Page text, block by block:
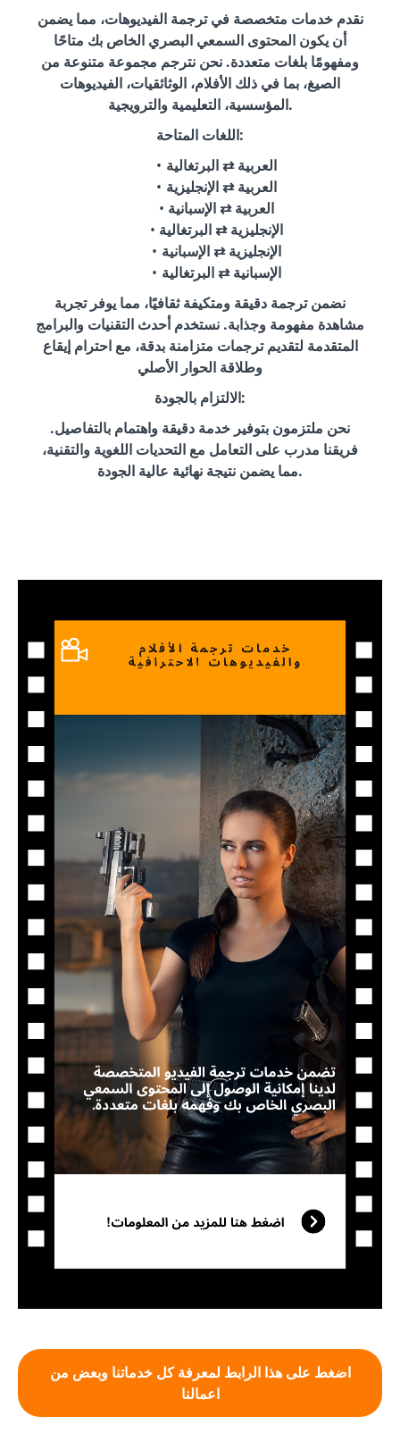
نقدم خدمات متخصصة في ترجمة الفيديوهات، مما يضمن
أن يكون المحتوى السمعي البصري الخاص بك متاحًا
ومفهومًا بلغات متعددة. نحن نترجم مجموعة متنوعة من
الصيغ، بما في ذلك الأفلام، الوثائقيات، الفيديوهات
المؤسسية، التعليمية والترويجية.
اللغات المتاحة:
العربية ⇄ البرتغالية
العربية ⇄ الإنجليزية
العربية ⇄ الإسبانية
الإنجليزية ⇄ البرتغالية
الإنجليزية ⇄ الإسبانية
الإسبانية ⇄ البرتغالية
نضمن ترجمة دقيقة ومتكيفة ثقافيًا، مما يوفر تجربة
مشاهدة مفهومة وجذابة. نستخدم أحدث التقنيات والبرامج
المتقدمة لتقديم ترجمات متزامنة بدقة، مع احترام إيقاع
وطلاقة الحوار الأصلي
الالتزام بالجودة:
نحن ملتزمون بتوفير خدمة دقيقة واهتمام بالتفاصيل.
فريقنا مدرب على التعامل مع التحديات اللغوية والتقنية،
مما يضمن نتيجة نهائية عالية الجودة.
اضغط على هذا الرابط لمعرفة كل خدماتنا وبعض من
اعمالنا